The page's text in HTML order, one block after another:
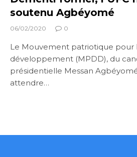
soutenu Agbéyomé
06/02/2020 0
Le Mouvement patriotique pour
développement (MPDD), du
présidentielle Messan
attendre…